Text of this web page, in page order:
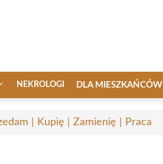
NEKROLOGI DLA MIESZKAŃCÓW
| Kupię | Zamienię | Praca